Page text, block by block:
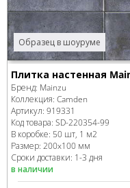
Образец в шоуруме
Плитка настенная
Бренд: Mainzu
Коллекция: Camden
Артикул: 919331
Код товара: SD-220354-99
В коробке: 50 шт, 1 м2
Размер: 200x100 мм
Сроки доставки: 1-3 дня
в наличии